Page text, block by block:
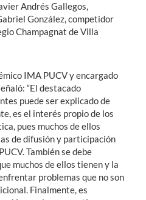
Andrés Gallegos,
González, competidor
Champagnat de Villa
IMA PUCV y encargado
“El destacado
puede ser explicado de
es el interés propio de los
pues muchos de ellos
de difusión y participación
También se debe
muchos de ellos tienen y la
problemas que no son
Finalmente, es